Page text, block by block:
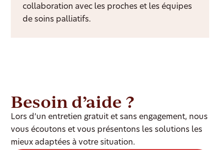
collaboration avec les proches et les équipes
de soins palliatifs.
Besoin d’aide ?
Lors d’un entretien gratuit et sans engagement, nous
vous écoutons et vous présentons les solutions les
mieux adaptées à votre situation.